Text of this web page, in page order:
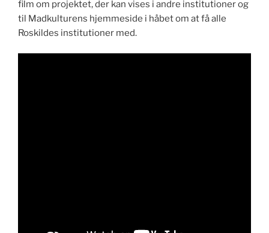
film om pro­jek­tet, der kan vis­es i andre insti­tu­tion­er og
til Mad­kul­turens hjemme­side i håbet om at få alle
Roskildes insti­tu­tion­er med.